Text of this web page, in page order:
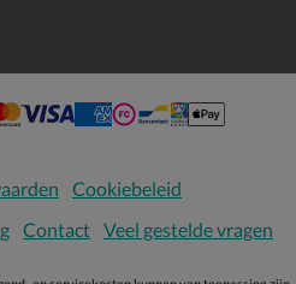
Cookiebeleid
Contact Veel gestelde vragen